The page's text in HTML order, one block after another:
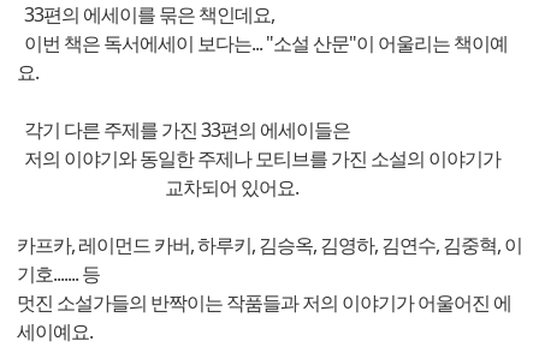
33편의 에세이를 묶은 책인데요,
이번 책은 독서에세이 보다는... "소설 산문"이 어울리는 책이예
요.
각기 다른 주제를 가진 33편의 에세이들은
저의 이야기와 동일한 주제나 모티브를 가진 소설의 이야기가
교차되어 있어요.
카프카, 레이먼드 카버, 하루키, 김승옥, 김영하, 김연수, 김중혁, 이
기호....... 등
멋진 소설가들의 반짝이는 작품들과 저의 이야기가 어울어진 에
세이예요.